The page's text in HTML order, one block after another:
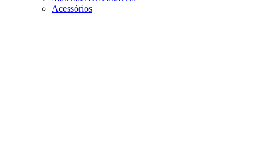
Acessórios